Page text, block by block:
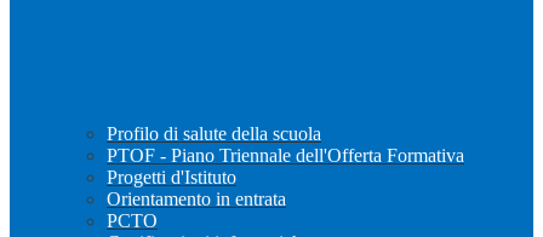
Profilo di salute della scuola
PTOF - Piano Triennale dell'Offerta Formativa
Progetti d'Istituto
Orientamento in entrata
PCTO